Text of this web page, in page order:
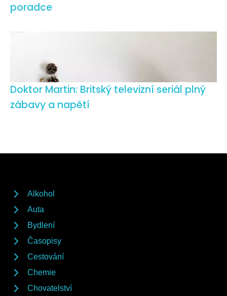
poradce
Doktor Martin: Britský televizní seriál plný
zábavy a napětí
Alkohol
Auta
Bydlení
Časopisy
Cestování
Chemie
Chovatelství